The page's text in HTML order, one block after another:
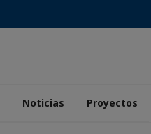
Noticias Proyectos